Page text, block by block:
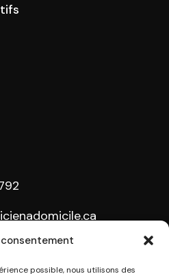
possible, nous utilisons des
Montréal, Rive-Nord,
Québec